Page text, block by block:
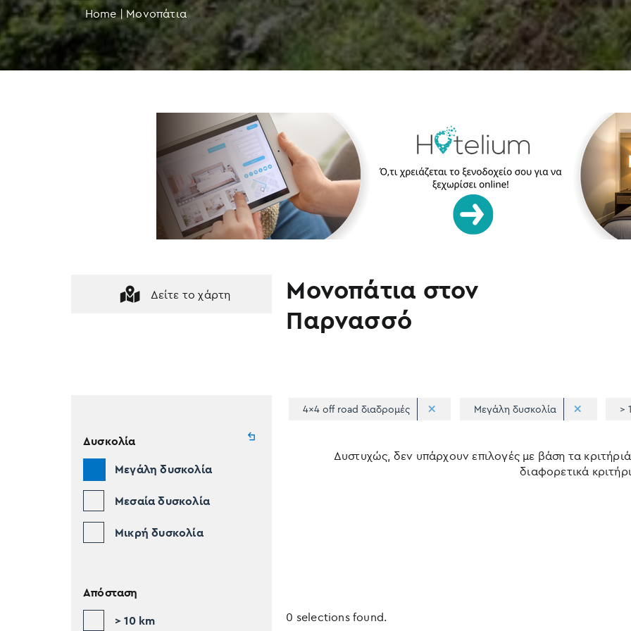
Home|Μονοπάτια
Δείτε το χάρτη
Μονοπάτια στον
Παρνασσό
Δυσκολία
Μεγάλη δυσκολία
Μεσαία δυσκολία
Μικρή δυσκολία
Απόσταση
> 10 km
4x4 off road διαδρομές Μεγάλη δυσκολία >
Δυστυχώς, δεν υπάρχουν επιλογές με βάση τα
διαφορετικά
0 selections found.